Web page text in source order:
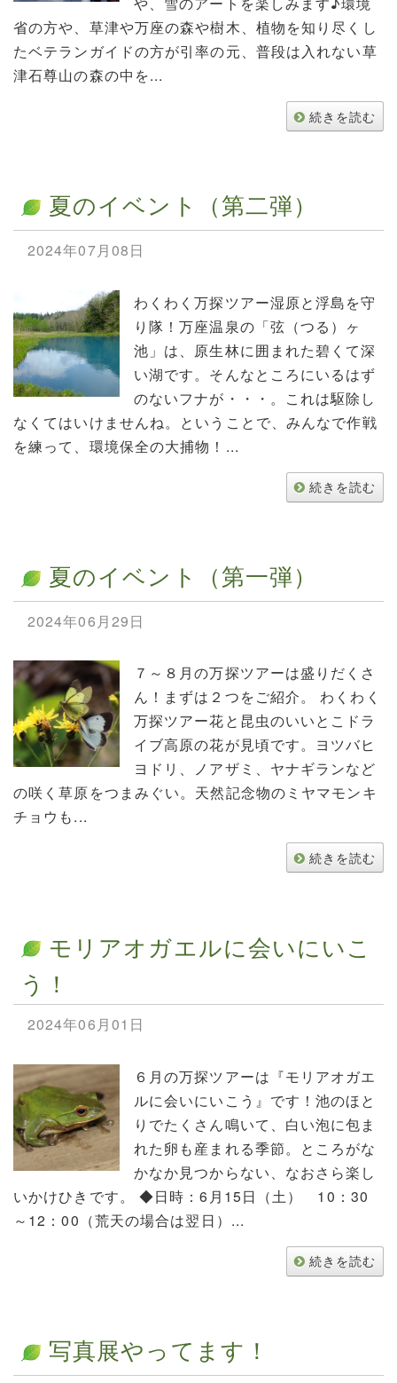
省の方や、草津や万座の森や樹木、植物を知り尽くし
たベテランガイドの方が引率の元、普段は入れない草
津石尊山の森の中を...
続きを読む
夏のイベント（第二弾）
2024年07月08日
わくわく万探ツアー湿原と浮島を守
り隊！万座温泉の「弦（つる）ヶ
池」は、原生林に囲まれた碧くて深
い湖です。そんなところにいるはず
のないフナが・・・。これは駆除し
なくてはいけませんね。ということで、みんなで作戦
を練って、環境保全の大捕物！...
続きを読む
夏のイベント（第一弾）
2024年06月29日
７～８月の万探ツアーは盛りだくさ
ん！まずは２つをご紹介。 わくわく
万探ツアー花と昆虫のいいとこドラ
イブ高原の花が見頃です。ヨツバヒ
ヨドリ、ノアザミ、ヤナギランなど
の咲く草原をつまみぐい。天然記念物のミヤマモンキ
チョウも...
続きを読む
モリアオガエルに会いにいこ
う！
2024年06月01日
６月の万探ツアーは『モリアオガエ
ルに会いにいこう』です！池のほと
りでたくさん鳴いて、白い泡に包ま
れた卵も産まれる季節。ところがな
かなか見つからない、なおさら楽し
いかけひきです。 ◆日時：6月15日（土） 10：30
～12：00（荒天の場合は翌日）...
続きを読む
写真展やってます！